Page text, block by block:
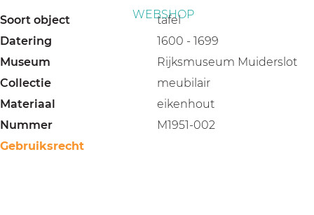
WEBSHOP
Soort object
tafel
Datering
1600 - 1699
Museum
Rijksmuseum Muiderslot
Collectie
meubilair
Materiaal
eikenhout
Nummer
M1951-002
Gebruiksrecht